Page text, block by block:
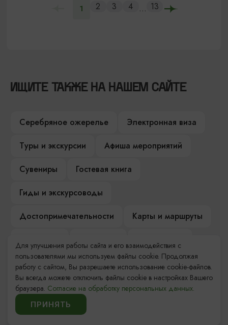
1 2 3 4 ... 13
ИЩИТЕ ТАКЖЕ НА НАШЕМ САЙТЕ
Серебряное ожерелье
Электронная виза
Туры и экскурсии
Афиша мероприятий
Сувениры
Гостевая книга
Гиды и экскурсоводы
Достопримечательности
Карты и маршруты
Компас Балтийской кухни
Настоящий Калининградец
Музеи
Для улучшения работы сайта и его взаимодействия с
пользователями мы используем файлы cookie. Продолжая
работу с сайтом, Вы разрешаете использование cookie-файлов.
Вы всегда можете отключить файлы cookie в настройках Вашего
браузера. Согласие на обработку персональных данных.
ПРИНЯТЬ